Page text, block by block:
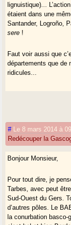
Le territoire n’est
s’exprimer.
Finalement ce que
tous les coins de
propres, et avec
voyant large, puisse
lignuistique)...
étaient dans une
Santander, Logroño,
sere !
Faut voir aussi que
départements que de
ridicules...
# Le 8 mars 2014 à
Redécouper la
Bonjour Monsieur,
Pour tout dire, je
Tarbes, avec peut
Sud-Ouest du Gers.
d’autres pôles. Le
la conurbation